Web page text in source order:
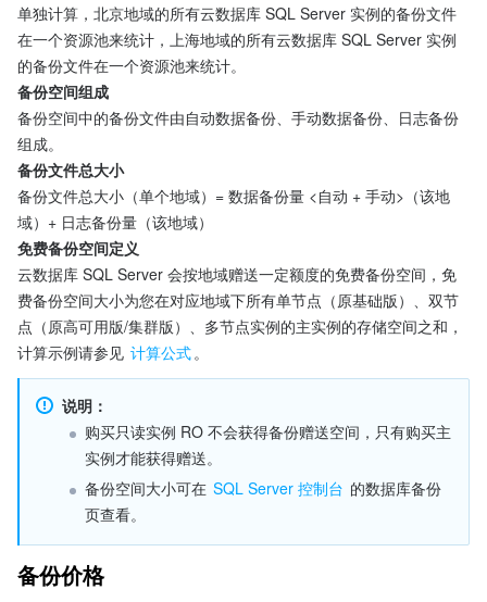
单独计算，北京地域的所有云数据库 SQL Server 实例的备份文件
在一个资源池来统计，上海地域的所有云数据库 SQL Server 实例
的备份文件在一个资源池来统计。
备份空间组成
备份空间中的备份文件由自动数据备份、手动数据备份、日志备份
组成。
备份文件总大小
备份文件总大小（单个地域）= 数据备份量 <自动 + 手动>（该地
域）+ 日志备份量（该地域）
免费备份空间定义
云数据库 SQL Server 会按地域赠送一定额度的免费备份空间，免
费备份空间大小为您在对应地域下所有单节点（原基础版）、双节
点（原高可用版/集群版）、多节点实例的主实例的存储空间之和，
计算示例请参见 计算公式。
说明：
购买只读实例 RO 不会获得备份赠送空间，只有购买主
实例才能获得赠送。
备份空间大小可在 SQL Server 控制台 的数据库备份
页查看。
备份价格